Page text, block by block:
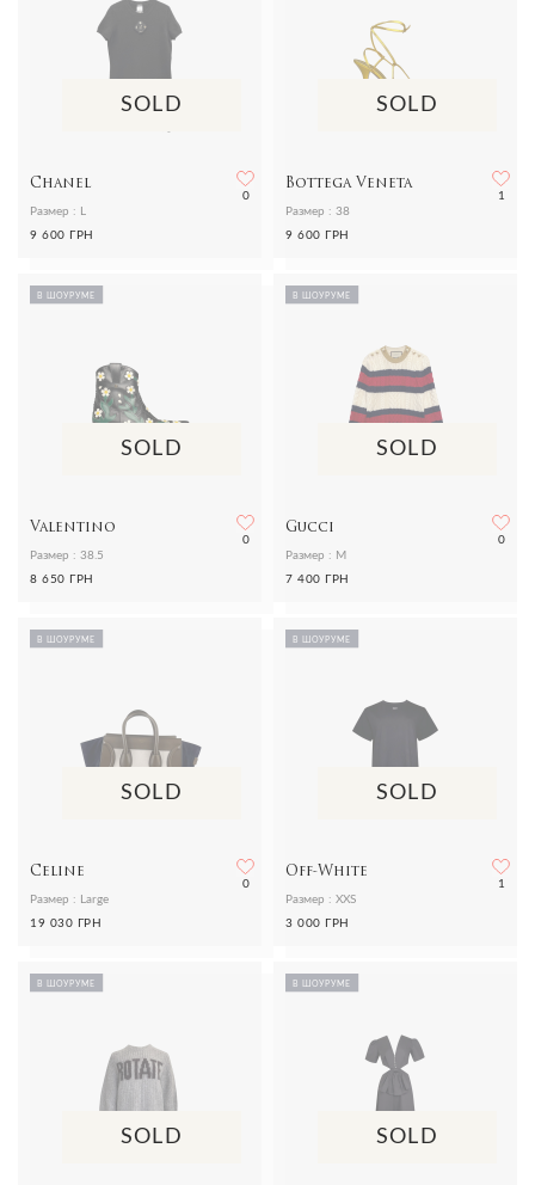
SOLD
Chanel
0
Размер : L
9 600 ГРН
SOLD
Bottega Veneta
1
Размер : 38
9 600 ГРН
В ШОУРУМЕ
SOLD
Valentino
0
Размер : 38.5
8 650 ГРН
В ШОУРУМЕ
SOLD
Gucci
0
Размер : M
7 400 ГРН
В ШОУРУМЕ
SOLD
Celine
0
Размер : Large
19 030 ГРН
В ШОУРУМЕ
SOLD
Off-White
1
Размер : XXS
3 000 ГРН
В ШОУРУМЕ
SOLD
В ШОУРУМЕ
SOLD